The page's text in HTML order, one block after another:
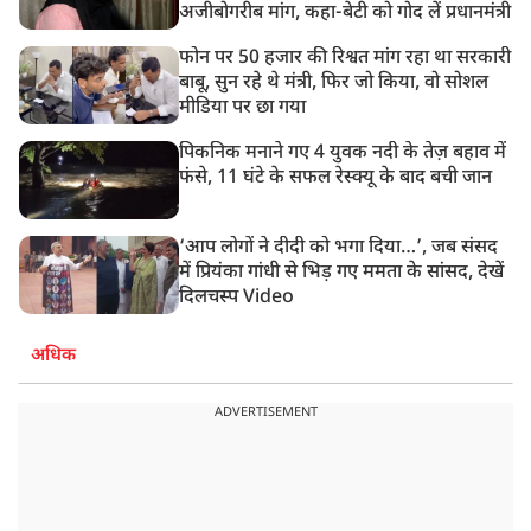
अजीबोगरीब मांग, कहा-बेटी को गोद लें प्रधानमंत्री
फोन पर 50 हजार की रिश्वत मांग रहा था सरकारी
बाबू, सुन रहे थे मंत्री, फिर जो किया, वो सोशल
मीडिया पर छा गया
पिकनिक मनाने गए 4 युवक नदी के तेज़ बहाव में
फंसे, 11 घंटे के सफल रेस्क्यू के बाद बची जान
‘आप लोगों ने दीदी को भगा दिया…’, जब संसद
में प्रियंका गांधी से भिड़ गए ममता के सांसद, देखें
दिलचस्प Video
अधिक
ADVERTISEMENT